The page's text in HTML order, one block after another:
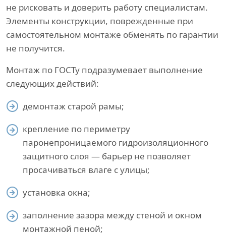
не рисковать и доверить работу специалистам.
Элементы конструкции, поврежденные при
самостоятельном монтаже обменять по гарантии
не получится.
Монтаж по ГОСТу подразумевает выполнение
следующих действий:
демонтаж старой рамы;
крепление по периметру
паронепроницаемого гидроизоляционного
защитного слоя — барьер не позволяет
просачиваться влаге с улицы;
установка окна;
заполнение зазора между стеной и окном
монтажной пеной;